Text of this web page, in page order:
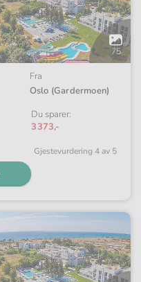
Åpne
galleriet
75
Fra
Oslo (Gardermoen)
Du sparer:
3373,-
Gjeste­vurdering 4 av 5